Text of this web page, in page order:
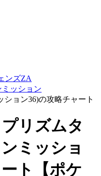
ンズZA
ッション
ョン36)の攻略チャート
リズムタ
ミッショ
ト【ポケ